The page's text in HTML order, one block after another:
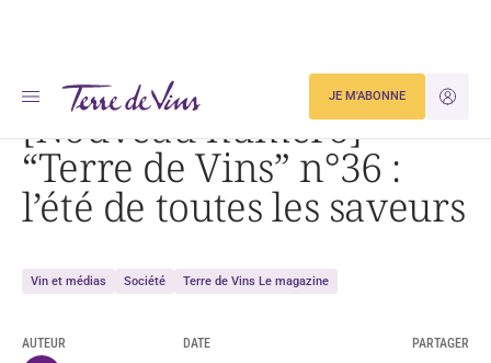
JE
JE M'ABONNE
Accueil [Nouveau numéro] « Terre de Vins » n°36 : l’été de toutes les saveurs
[Nouveau numéro]
“Terre de Vins” n°36 :
l’été de toutes les saveurs
Vin et médias Société Terre de Vins Le magazine
AUTEUR DATE PARTAGER